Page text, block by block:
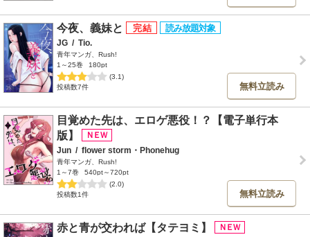
今夜、義妹と
JG / Tio.
青年マンガ、Rush!
1～25巻
180pt
(3.1)
投稿数7件
無料立読み
目覚めた先は、エロゲ悪役！？【電子単行本
版】
Jun / flower storm・Phonehug
青年マンガ、Rush!
1～7巻
540pt～720pt
(2.0)
投稿数1件
無料立読み
赤と青が交われば【タテヨミ】